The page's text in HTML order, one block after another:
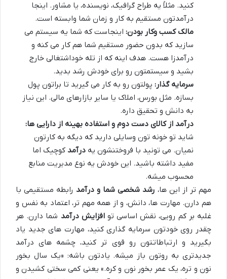
کنید. مثلاً یه طراح گرافیک، نویسنده، یا مشاور. اینجا
درآمدتون مستقیم به کار و زمان شما وابسته است.
مالک کسب وکار بودن: اینجاست که شما یه سیستم می
سازید که بدون حضور مستقیم شما هم کار می کنه و
درآمدزا هست. هدف اینه که از تله خوداشتغالی خارج
بشید و سیستمتون رو برای خودش رشد بدید.
سرمایه گذار: پولتون رو به کار می گیرید تا براتون پول
بسازه. مثل بورس، املاک یا سایر بازارهای مالی. این نیاز
به دانش و تحقیق داره.
درآمد از کالای دست دوم و استفاده بهینه از دارایی ها:
شاید تو خونه تون وسایلی دارید که دیگه به کارتون
نمیان. می تونید با فروختنشون یه درآمد کوچیک اما
مفید داشته باشید. این خودش یه نوع مدیریت منابع
محسوب میشه.
مهم تر از این ها، رشد شخصی شما و درآمد رابطه مستقیمی با
هم دارن. مهارت ها، دانش، و از همه مهم تر، اعتماد به نفس و
غلبه بر کم رویی، نقش اساسی توافزایش درآمد شما دارن. هر
چقدر روی خودتون سرمایه گذاری کنید، مهارت های جدید یاد
بگیرید و ارتباطاتتون رو قوی تر کنید، چشمه های درآمد
جدیدتری به روتون باز میشه. یادتون باشه: «یک سال بخور
نون و تره، یک عمر بخور نون و کره.» یعنی کمی سختی کشیدن و